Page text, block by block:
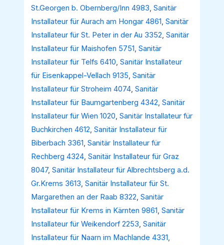
St.Georgen b. Obernberg/Inn 4983,Sanitär
Installateur für Aurach am Hongar 4861,Sanitär
Installateur für St. Peter in der Au 3352,Sanitär
Installateur für Maishofen 5751,Sanitär
Installateur für Telfs 6410,Sanitär Installateur
für Eisenkappel-Vellach 9135,Sanitär
Installateur für Stroheim 4074,Sanitär
Installateur für Baumgartenberg 4342,Sanitär
Installateur für Wien 1020,Sanitär Installateur für
Buchkirchen 4612,Sanitär Installateur für
Biberbach 3361,Sanitär Installateur für
Rechberg 4324,Sanitär Installateur für Graz
8047,Sanitär Installateur für Albrechtsberg a.d.
Gr.Krems 3613,Sanitär Installateur für St.
Margarethen an der Raab 8322,Sanitär
Installateur für Krems in Kärnten 9861,Sanitär
Installateur für Weikendorf 2253,Sanitär
Installateur für Naarn im Machlande 4331,